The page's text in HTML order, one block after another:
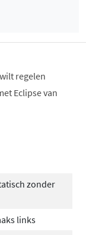
regelen
Eclipse van
zonder
links